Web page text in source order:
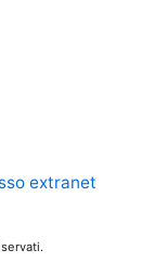
extranet